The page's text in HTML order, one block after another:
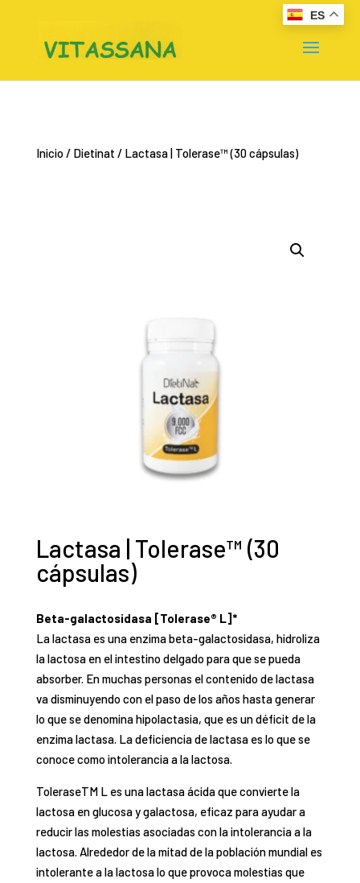
Inicio/ Dietinat / Lactasa | Tolerase™ (30 cápsulas)
Lactasa | Tolerase™ (30
cápsulas)
Beta-galactosidasa [Tolerase® L]*
La lactasa es una enzima beta-galactosidasa, hidroliza
la lactosa en el intestino delgado para que se pueda
absorber. En muchas personas el contenido de lactasa
va disminuyendo con el paso de los años hasta generar
lo que se denomina hipolactasia, que es un déficit de la
enzima lactasa. La deficiencia de lactasa es lo que se
conoce como intolerancia a la lactosa.
ToleraseTM L es una lactasa ácida que convierte la
lactosa en glucosa y galactosa, eficaz para ayudar a
reducir las molestias asociadas con la intolerancia a la
lactosa. Alrededor de la mitad de la población mundial es
intolerante a la lactosa lo que provoca molestias que
ES